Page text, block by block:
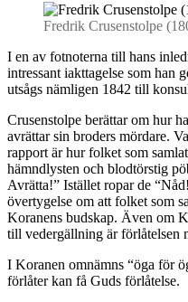
Fredrik Crusenstolpe
I en av fotnoterna till hans
intressant iakttagelse som han
utsågs nämligen 1842 till
Crusenstolpe berättar om hur
avrättar sin broders mördare.
rapport är hur folket som
hämndlysten och blodtörstig
Avrätta!” Istället ropar de
övertygelse om att folket som
Koranens budskap. Även om
till vedergällning är förlåtelsen
I Koranen omnämns “öga för
förlåter kan få Guds förlåtelse.